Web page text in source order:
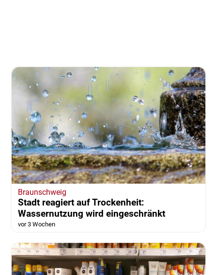
Braunschweig
Stadt reagiert auf Trockenheit:
Wassernutzung wird eingeschränkt
vor 3 Wochen